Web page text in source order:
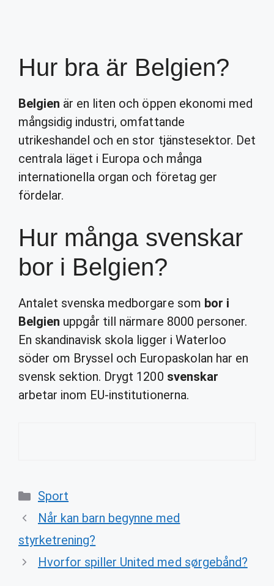
Hur bra är Belgien?
Belgien är en liten och öppen ekonomi med
mångsidig industri, omfattande
utrikeshandel och en stor tjänstesektor. Det
centrala läget i Europa och många
internationella organ och företag ger
fördelar.
Hur många svenskar
bor i Belgien?
Antalet svenska medborgare som bor i
Belgien uppgår till närmare 8000 personer.
En skandinavisk skola ligger i Waterloo
söder om Bryssel och Europaskolan har en
svensk sektion. Drygt 1200 svenskar
arbetar inom EU-institutionerna.
Categories
Sport
Når kan barn begynne med
styrketrening?
Hvorfor spiller United med sørgebånd?